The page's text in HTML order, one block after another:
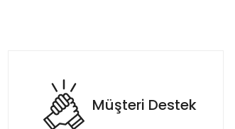
Müşteri Destek